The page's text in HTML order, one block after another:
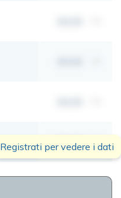
00,00 mt
Registrati per vedere i dati